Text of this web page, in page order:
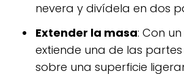
nevera y divídela en dos
Extender la masa: Con
extiende una de las
sobre una superficie